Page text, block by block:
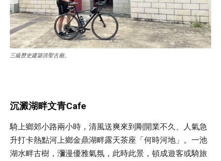
三級歷史建築洪聖古廟。
沉澱湖畔文青Cafe
騎上鄉郊小路兩小時，清風送爽來到剛開業不久、人氣急
升打卡熱點河上鄉金鼎湖畔露天茶座「何時河地」。一池
湖水畔古樹，瀰漫優雅氣氛，此時此景，頓成遊客或騎旅